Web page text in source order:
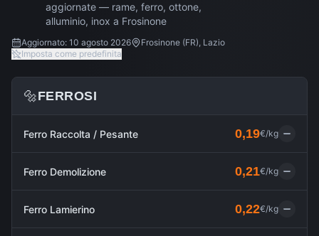
aggiornate — rame, ferro, ottone,
alluminio, inox a Frosinone
Aggiornato: 10 agosto 2026 Frosinone (FR), Lazio
Imposta come predefinita
🔩FERROSI
Ferro Raccolta / Pesante 0,19€/kg
Ferro Demolizione 0,21€/kg
Ferro Lamierino 0,22€/kg